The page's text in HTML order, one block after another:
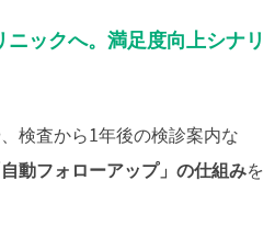
ックへ。満足度向上シナリ
検査から1年後の検診案内な
動フォローアップ」の仕組みを